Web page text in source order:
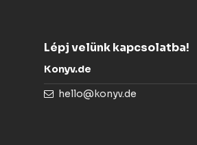
Lépj velünk kapcsolatba!
Konyv.de
hello@konyv.de